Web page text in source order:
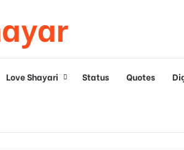
Love Shayari Status Quotes